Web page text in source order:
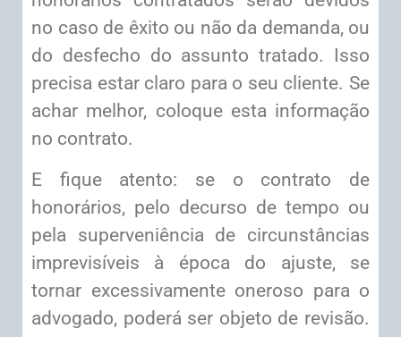
no caso de êxito ou não da demanda, ou
do desfecho do assunto tratado. Isso
precisa estar claro para o seu cliente. Se
achar melhor, coloque esta informação
no contrato.
E fique atento: se o contrato de
honorários, pelo decurso de tempo ou
pela superveniência de circunstâncias
imprevisíveis à época do ajuste, se
tornar excessivamente oneroso para o
advogado, poderá ser objeto de revisão.